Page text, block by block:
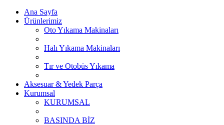
Ana Sayfa
Ürünlerimiz
Oto Yıkama Makinaları
Halı Yıkama Makinaları
Tır ve Otobüs Yıkama
Aksesuar & Yedek Parça
Kurumsal
KURUMSAL
BASINDA BİZ